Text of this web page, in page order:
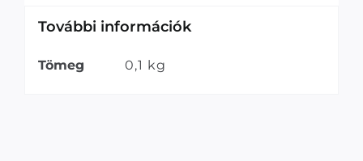
További információk
Tömeg 0,1 kg